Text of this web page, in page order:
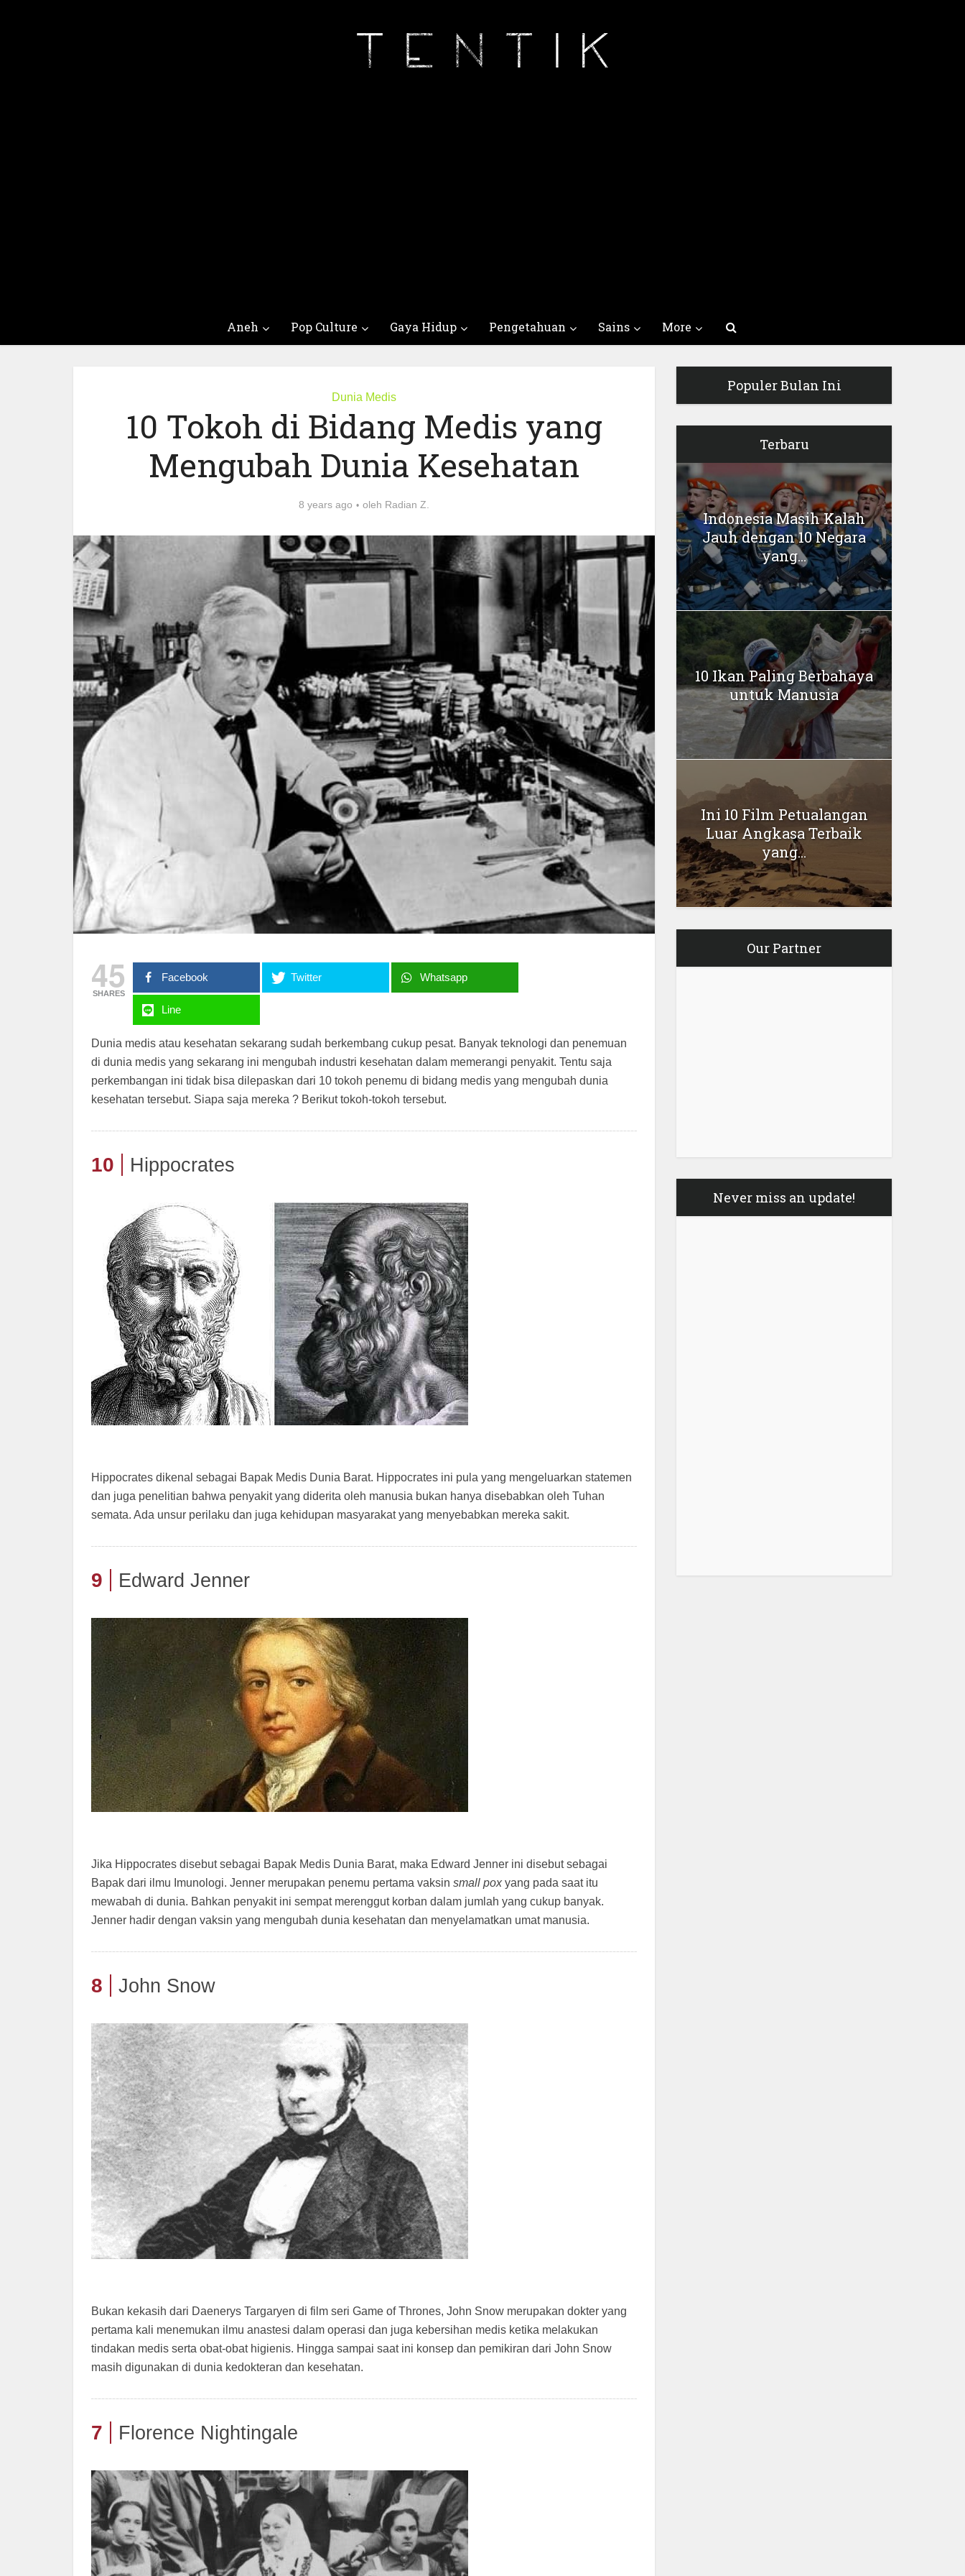
Aneh Pop Culture Gaya Hidup Pengetahuan Sains More
Dunia Medis
10 Tokoh di Bidang Medis yang
Mengubah Dunia Kesehatan
8 years ago oleh Radian Z.
45
SHARES
Facebook Twitter Whatsapp
Line
Dunia medis atau kesehatan sekarang sudah berkembang cukup pesat. Banyak teknologi dan penemuan
di dunia medis yang sekarang ini mengubah industri kesehatan dalam memerangi penyakit. Tentu saja
perkembangan ini tidak bisa dilepaskan dari 10 tokoh penemu di bidang medis yang mengubah dunia
kesehatan tersebut. Siapa saja mereka ? Berikut tokoh-tokoh tersebut.
10 Hippocrates
Hippocrates dikenal sebagai Bapak Medis Dunia Barat. Hippocrates ini pula yang mengeluarkan statemen
dan juga penelitian bahwa penyakit yang diderita oleh manusia bukan hanya disebabkan oleh Tuhan
semata. Ada unsur perilaku dan juga kehidupan masyarakat yang menyebabkan mereka sakit.
9 Edward Jenner
Jika Hippocrates disebut sebagai Bapak Medis Dunia Barat, maka Edward Jenner ini disebut sebagai
Bapak dari ilmu Imunologi. Jenner merupakan penemu pertama vaksin small poxyang pada saat itu
mewabah di dunia. Bahkan penyakit ini sempat merenggut korban dalam jumlah yang cukup banyak.
Jenner hadir dengan vaksin yang mengubah dunia kesehatan dan menyelamatkan umat manusia.
8 John Snow
Bukan kekasih dari Daenerys Targaryen di film seri Game of Thrones, John Snow merupakan dokter yang
pertama kali menemukan ilmu anastesi dalam operasi dan juga kebersihan medis ketika melakukan
tindakan medis serta obat-obat higienis. Hingga sampai saat ini konsep dan pemikiran dari John Snow
masih digunakan di dunia kedokteran dan kesehatan.
7 Florence Nightingale
Populer Bulan Ini
Terbaru
Indonesia Masih Kalah
Jauh dengan 10 Negara
yang...
10 Ikan Paling Berbahaya
untuk Manusia
Ini 10 Film Petualangan
Luar Angkasa Terbaik
yang...
Our Partner
Never miss an update!